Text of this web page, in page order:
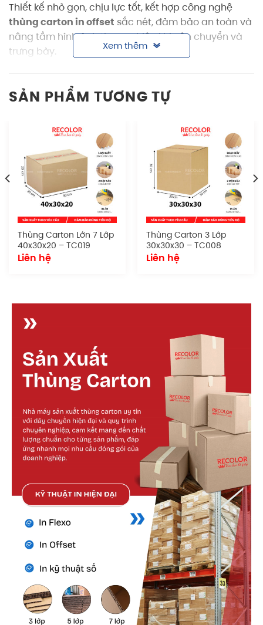
Thiết kế nhỏ gọn, chịu lực tốt, kết hợp công nghệ
thùng cartonin offset sắc nét, đảm bảo an toàn và
nâng tầm hình ảnh thương hiệu khi vận chuyển và
trưng bày.
bia in offset
Sản phẩm sở hữu hình dáng tiêu chuẩn, dễ dàng
xếp chồng, vận chuyển và lưu trữ. Thích hợp cho cả
quy mô nhỏ lẫn doanh nghiệp lớn cần đóng gói
đồng bộ và chuyên nghiệp.
Chất liệu giấy:Sử dụng giấy carton chất
lượng tốt, thêm một lớp giấy bồi để in ấn bên
ngoài.
Số lớp: 3, 5 lớp (sản xuất theo yêu cầu)
sắc nét.
Cấu tạo thùng carton đựng bia in offset
Cấu tạo bên ngoài:
Mặt ngoài in Offset trên lớp giấy bồi: Logo
thương hiệu, mô tả sản phẩm, biểu tượng lưu ý
(hàng dễ vỡ, chống ẩm, giữ đúng chiều).
Màu giấy:Nâu mặt trong, mặt ngoài có thêm
lớp giấy bồi màu sắc theo in ấn, giúp tăng độ
bền và tạo cảm giác chuyên nghiệp.
Kết cấu sóng B hoặc C:tạo bề mặt cứng, chịu
va chạm nhẹ, phù hợp vận chuyển hàng hóa
dạng chai
Lớp giấy sóng là lớp quan trọng nhất giúp gia
tăng độ đàn hồi và giảm xóc. Tùy yêu cầu chịu
lực mà có thể chọn loại sóng khác nhau.
Xem thêm
SẢN PHẨM TƯƠNG TỰ
Thùng Carton Lớn 7 Lớp
40x30x20 – TC019
Liên hệ
Thùng Carton 3 Lớp
30x30x30 – TC008
Liên hệ